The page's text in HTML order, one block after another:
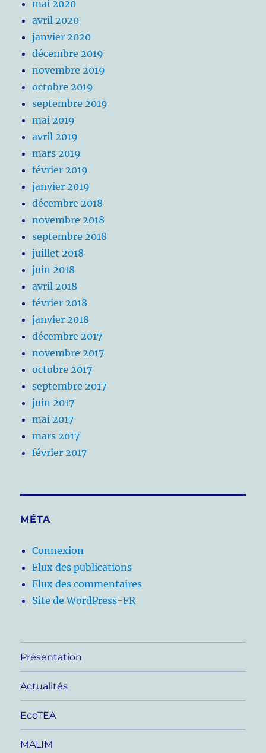
mai 2020
avril 2020
janvier 2020
décembre 2019
novembre 2019
octobre 2019
septembre 2019
mai 2019
avril 2019
mars 2019
février 2019
janvier 2019
décembre 2018
novembre 2018
septembre 2018
juillet 2018
juin 2018
avril 2018
février 2018
janvier 2018
décembre 2017
novembre 2017
octobre 2017
septembre 2017
juin 2017
mai 2017
mars 2017
février 2017
MÉTA
Connexion
Flux des publications
Flux des commentaires
Site de WordPress-FR
Présentation
Actualités
EcoTEA
MALIM